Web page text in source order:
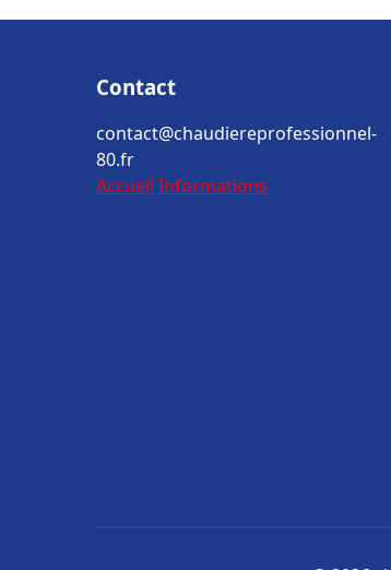
Contact
contact@chaudiereprofessionnel-
80.fr
Accueil Informations